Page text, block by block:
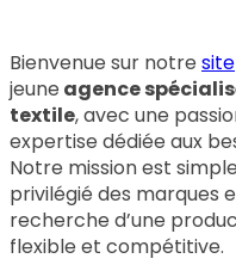
Bienvenue sur notre site
jeune agence
textile, avec une
expertise dédiée aux
Notre mission est
privilégié des marques
recherche d’une
flexible et compétitive.